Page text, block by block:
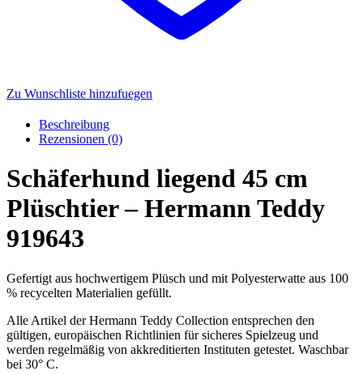
Zu Wunschliste hinzufuegen
Beschreibung
Rezensionen (0)
Schäferhund liegend 45 cm
Plüschtier – Hermann Teddy
919643
Gefertigt aus hochwertigem Plüsch und mit Polyesterwatte aus 100
% recycelten Materialien gefüllt.
Alle Artikel der Hermann Teddy Collection entsprechen den
gültigen, europäischen Richtlinien für sicheres Spielzeug und
werden regelmäßig von akkreditierten Instituten getestet. Waschbar
bei 30° C.